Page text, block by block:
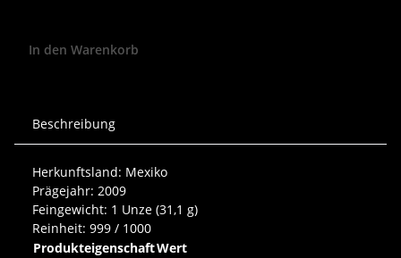
In den Warenkorb
Beschreibung
Herkunftsland: Mexiko
Prägejahr: 2009
Feingewicht: 1 Unze (31,1 g)
Reinheit: 999 / 1000
ProdukteigenschaftWert